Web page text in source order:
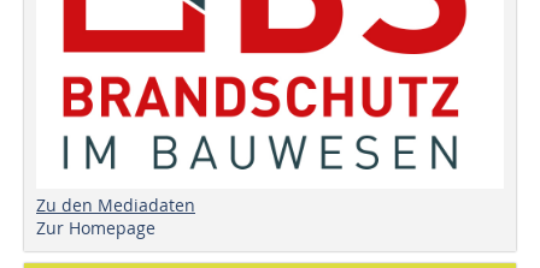
Zu den Mediadaten
Zur Homepage